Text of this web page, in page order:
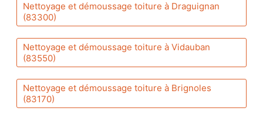
Nettoyage et démoussage toiture à Draguignan
(83300)
Nettoyage et démoussage toiture à Vidauban
(83550)
Nettoyage et démoussage toiture à Brignoles
(83170)